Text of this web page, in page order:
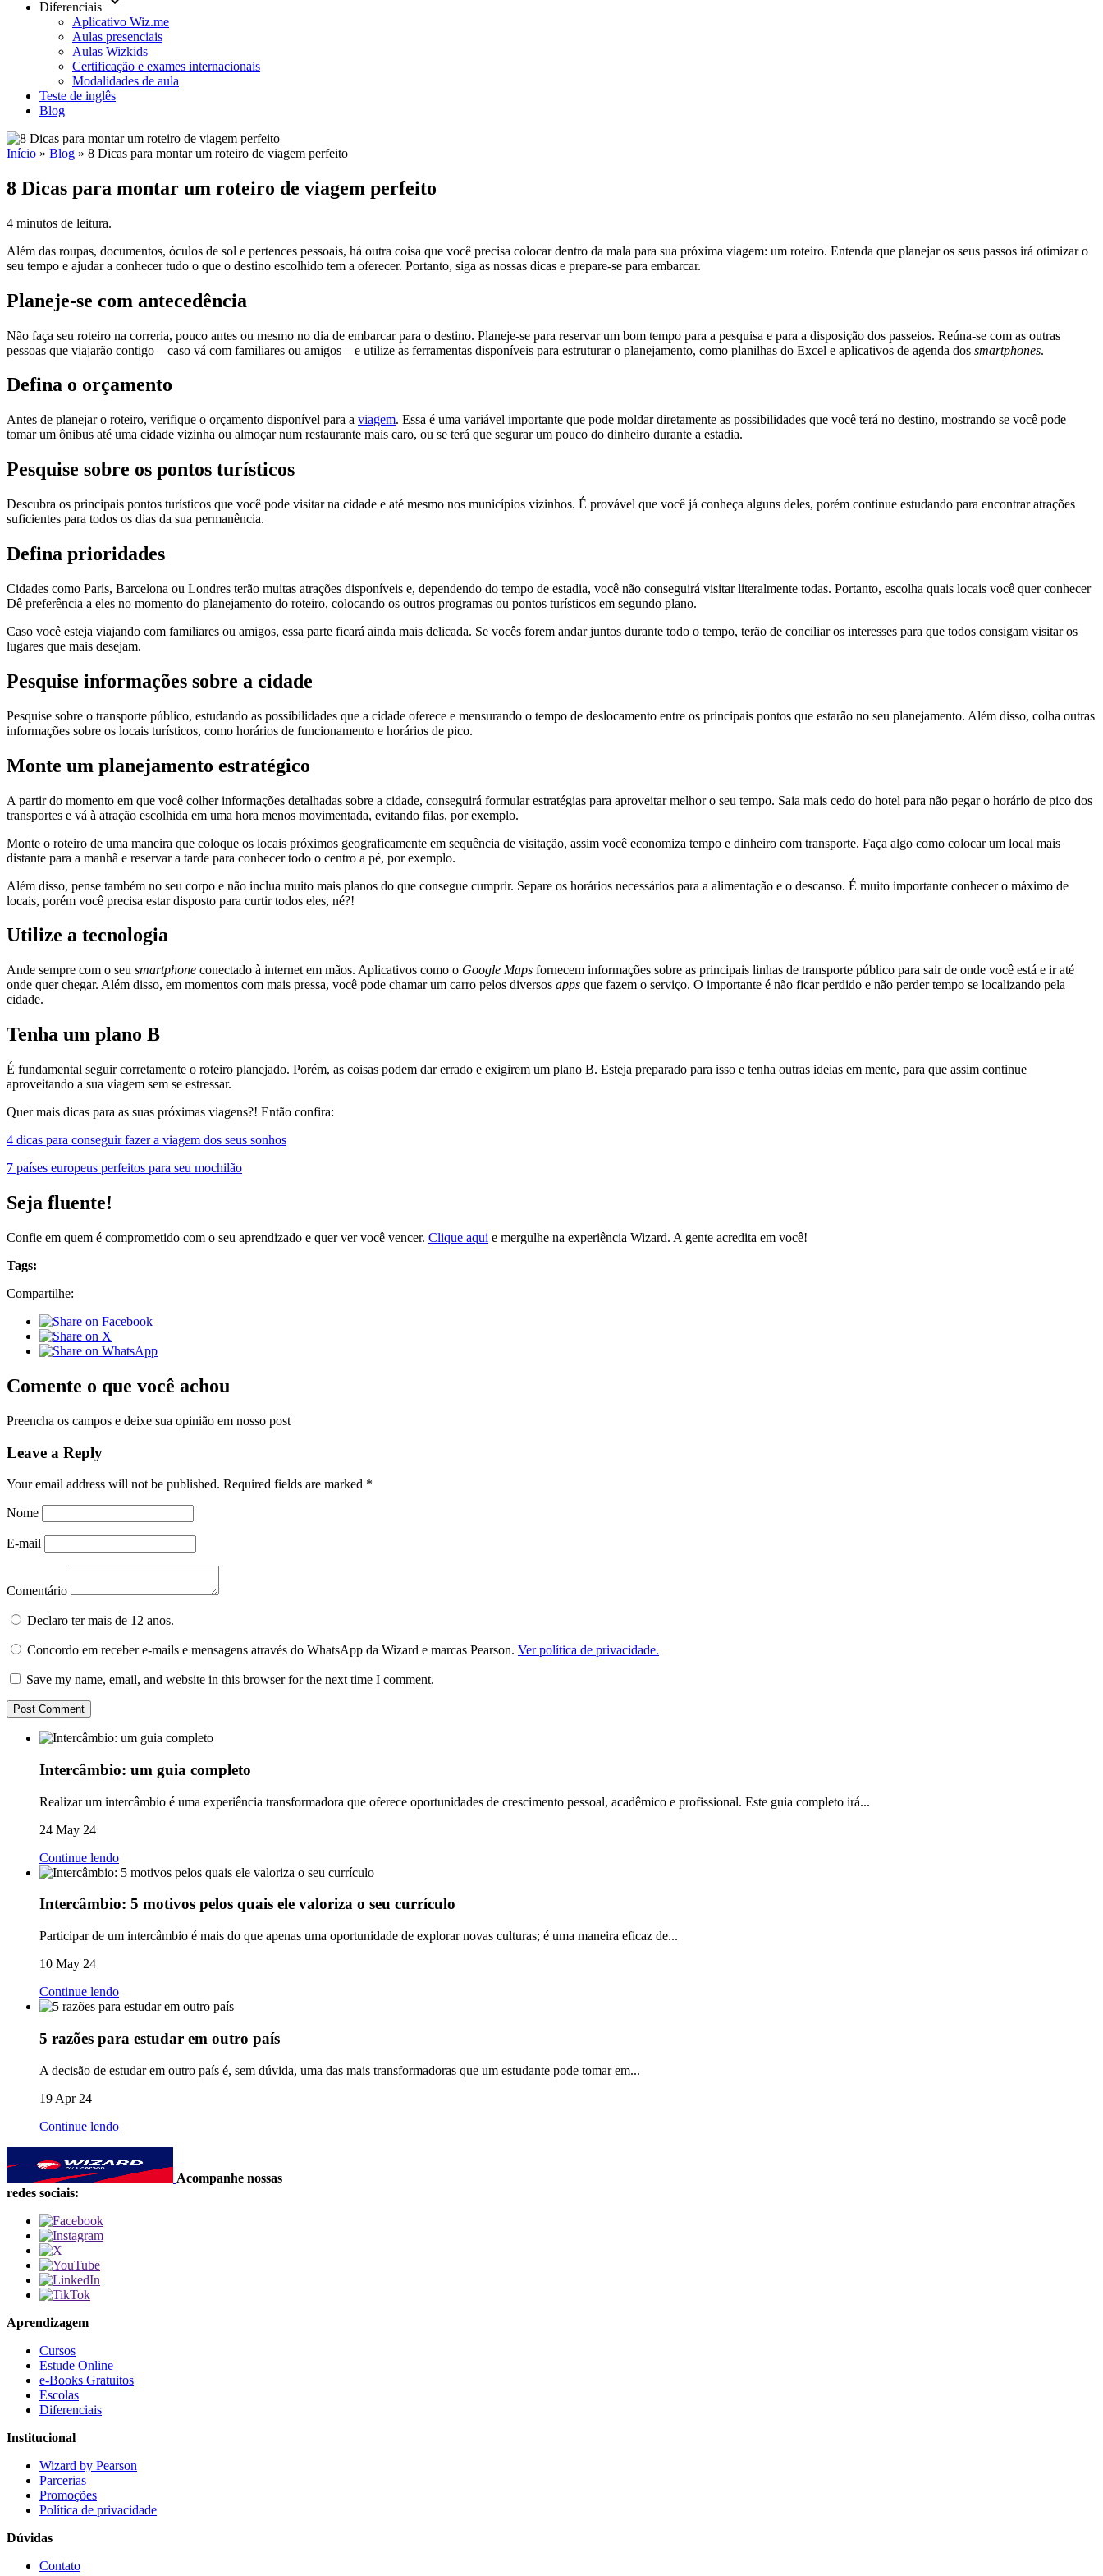
Diferenciais
Aplicativo Wiz.me
Aulas presenciais
Aulas Wizkids
Certificação e exames internacionais
Modalidades de aula
Teste de inglês
Blog
Início » Blog » 8 Dicas para montar um roteiro de viagem perfeito
8 Dicas para montar um roteiro de viagem perfeito
4 minutos de leitura.
Além das roupas, documentos, óculos de sol e pertences pessoais, há outra coisa que você precisa colocar dentro da mala para sua próxima viagem: um roteiro. Entenda que planejar os seus passos irá otimizar o
seu tempo e ajudar a conhecer tudo o que o destino escolhido tem a oferecer. Portanto, siga as nossas dicas e prepare-se para embarcar.
Planeje-se com antecedência
Não faça seu roteiro na correria, pouco antes ou mesmo no dia de embarcar para o destino. Planeje-se para reservar um bom tempo para a pesquisa e para a disposição dos passeios. Reúna-se com as outras
pessoas que viajarão contigo – caso vá com familiares ou amigos – e utilize as ferramentas disponíveis para estruturar o planejamento, como planilhas do Excel e aplicativos de agenda dos smartphones.
Defina o orçamento
Antes de planejar o roteiro, verifique o orçamento disponível para a viagem. Essa é uma variável importante que pode moldar diretamente as possibilidades que você terá no destino, mostrando se você pode
tomar um ônibus até uma cidade vizinha ou almoçar num restaurante mais caro, ou se terá que segurar um pouco do dinheiro durante a estadia.
Pesquise sobre os pontos turísticos
Descubra os principais pontos turísticos que você pode visitar na cidade e até mesmo nos municípios vizinhos. É provável que você já conheça alguns deles, porém continue estudando para encontrar atrações
suficientes para todos os dias da sua permanência.
Defina prioridades
Cidades como Paris, Barcelona ou Londres terão muitas atrações disponíveis e, dependendo do tempo de estadia, você não conseguirá visitar literalmente todas. Portanto, escolha quais locais você quer conhecer
Dê preferência a eles no momento do planejamento do roteiro, colocando os outros programas ou pontos turísticos em segundo plano.
Caso você esteja viajando com familiares ou amigos, essa parte ficará ainda mais delicada. Se vocês forem andar juntos durante todo o tempo, terão de conciliar os interesses para que todos consigam visitar os
lugares que mais desejam.
Pesquise informações sobre a cidade
Pesquise sobre o transporte público, estudando as possibilidades que a cidade oferece e mensurando o tempo de deslocamento entre os principais pontos que estarão no seu planejamento. Além disso, colha outras
informações sobre os locais turísticos, como horários de funcionamento e horários de pico.
Monte um planejamento estratégico
A partir do momento em que você colher informações detalhadas sobre a cidade, conseguirá formular estratégias para aproveitar melhor o seu tempo. Saia mais cedo do hotel para não pegar o horário de pico dos
transportes e vá à atração escolhida em uma hora menos movimentada, evitando filas, por exemplo.
Monte o roteiro de uma maneira que coloque os locais próximos geograficamente em sequência de visitação, assim você economiza tempo e dinheiro com transporte. Faça algo como colocar um local mais
distante para a manhã e reservar a tarde para conhecer todo o centro a pé, por exemplo.
Além disso, pense também no seu corpo e não inclua muito mais planos do que consegue cumprir. Separe os horários necessários para a alimentação e o descanso. É muito importante conhecer o máximo de
locais, porém você precisa estar disposto para curtir todos eles, né?!
Utilize a tecnologia
Ande sempre com o seu smartphone conectado à internet em mãos. Aplicativos como o Google Maps fornecem informações sobre as principais linhas de transporte público para sair de onde você está e ir até
onde quer chegar. Além disso, em momentos com mais pressa, você pode chamar um carro pelos diversos apps que fazem o serviço. O importante é não ficar perdido e não perder tempo se localizando pela
cidade.
Tenha um plano B
É fundamental seguir corretamente o roteiro planejado. Porém, as coisas podem dar errado e exigirem um plano B. Esteja preparado para isso e tenha outras ideias em mente, para que assim continue
aproveitando a sua viagem sem se estressar.
Quer mais dicas para as suas próximas viagens?! Então confira:
4 dicas para conseguir fazer a viagem dos seus sonhos
7 países europeus perfeitos para seu mochilão
Seja fluente!
Confie em quem é comprometido com o seu aprendizado e quer ver você vencer. Clique aqui e mergulhe na experiência Wizard. A gente acredita em você!
Tags:
Compartilhe:
Comente o que você achou
Preencha os campos e deixe sua opinião em nosso post
Leave a Reply
Your email address will not be published. Required fields are marked *
Nome
E-mail
Comentário
Declaro ter mais de 12 anos.
Concordo em receber e-mails e mensagens através do WhatsApp da Wizard e marcas Pearson. Ver política de privacidade.
Save my name, email, and website in this browser for the next time I comment.
Intercâmbio: um guia completo
Realizar um intercâmbio é uma experiência transformadora que oferece oportunidades de crescimento pessoal, acadêmico e profissional. Este guia completo irá...
24 May 24
Continue lendo
Intercâmbio: 5 motivos pelos quais ele valoriza o seu currículo
Participar de um intercâmbio é mais do que apenas uma oportunidade de explorar novas culturas; é uma maneira eficaz de...
10 May 24
Continue lendo
5 razões para estudar em outro país
A decisão de estudar em outro país é, sem dúvida, uma das mais transformadoras que um estudante pode tomar em...
19 Apr 24
Continue lendo
Acompanhe nossas
redes sociais:
Aprendizagem
Cursos
Estude Online
e-Books Gratuitos
Escolas
Diferenciais
Institucional
Wizard by Pearson
Parcerias
Promoções
Política de privacidade
Dúvidas
Contato